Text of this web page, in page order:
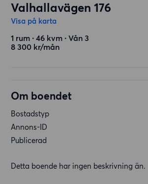
Valhallavägen 176
Visa på karta
1 rum ∙ 46 kvm ∙ Vån 3
8 300 kr/mån
Om boendet
Bostadstyp
Annons-ID
Publicerad
Detta boende har ingen beskrivning än.